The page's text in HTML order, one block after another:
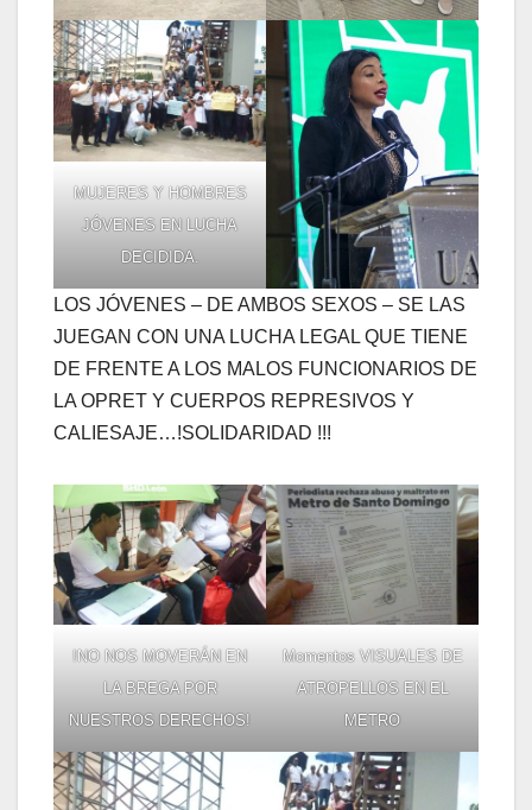
MUJERES Y HOMBRES
JÓVENES EN LUCHA
DECIDIDA.
LOS JÓVENES – DE AMBOS SEXOS – SE LAS
JUEGAN CON UNA LUCHA LEGAL QUE TIENE
DE FRENTE A LOS MALOS FUNCIONARIOS DE
LA OPRET Y CUERPOS REPRESIVOS Y
CALIESAJE…!SOLIDARIDAD !!!
!NO NOS MOVERÁN EN
LA BREGA POR
NUESTROS DERECHOS!
Momentos VISUALES DE
ATROPELLOS EN EL
METRO